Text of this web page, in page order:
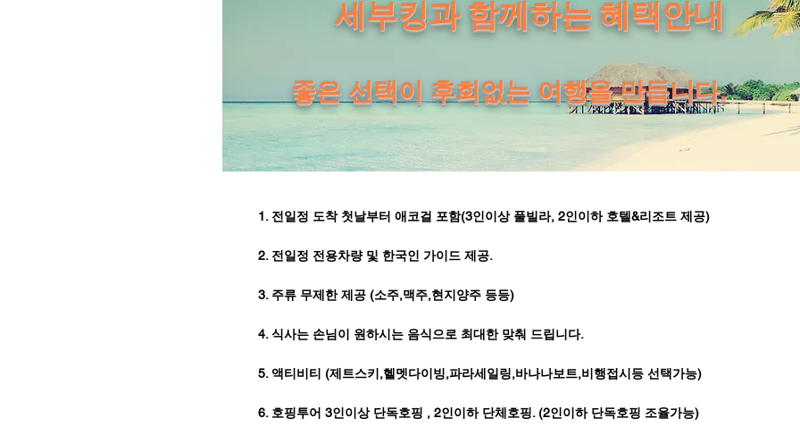
세부킹과 함께하는 혜택안내
​좋은 선택이 후회없는 여행을 만듭니다.
1. 전일정 도착 첫날부터 애코걸 포함(3인이상 풀빌라, 2인이하 호텔&리조트 제공)
2. 전일정 전용차량 및 한국인 가이드 제공.
3. 주류 무제한 제공 (소주,맥주,현지양주 등등)
4. 식사는 손님이 원하시는 음식으로 최대한 맞춰 드립니다.
5. 액티비티 (제트스키,헬멧다이빙,파라세일링,바나나보트,비행접시등 선택가능)
6. 호핑투어 3인이상 단독호핑 , 2인이하 단체호핑. (2인이하 단독호핑 조율가능)